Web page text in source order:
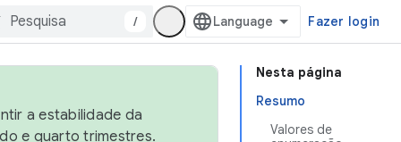
/ Fazer login
Nesta página
Resumo
Valores de
a estabilidade da
e quarto trimestres.